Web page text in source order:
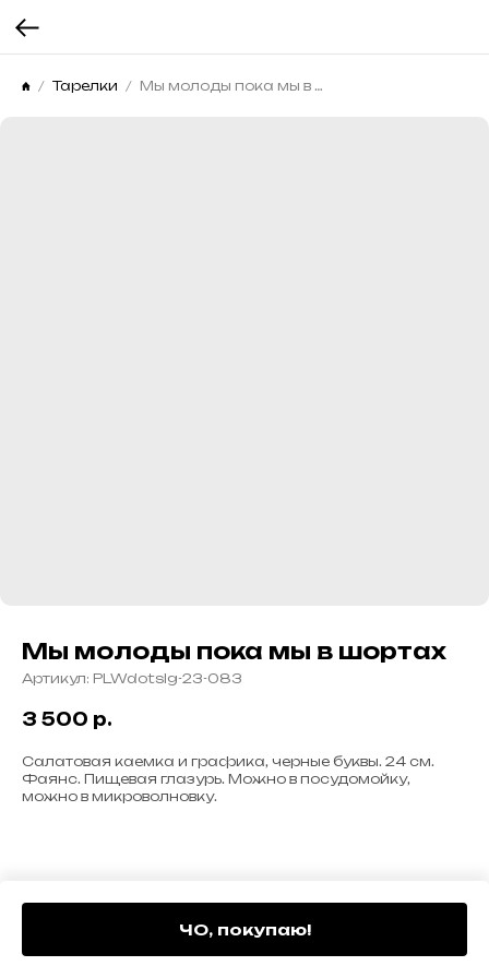
Тарелки Мы молоды пока мы в шортах
Мы молоды пока мы в шортах
Артикул: PLWdotslg-23-083
3 500 р.
ЧО, покупаю!
Салатовая каемка и графика, черные буквы. 24 см.
Фаянс. Пищевая глазурь. Можно в посудомойку,
можно в микроволновку.